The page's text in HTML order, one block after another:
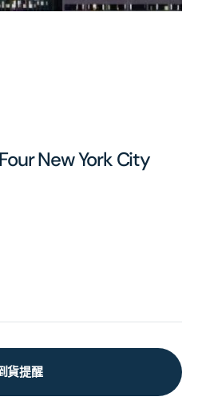
New York City
貨提醒
張